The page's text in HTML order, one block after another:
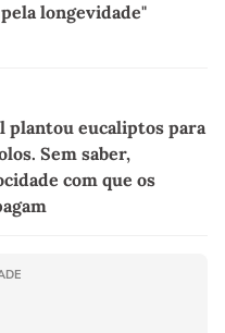
longevidade"
plantou eucaliptos para
Sem saber,
com que os